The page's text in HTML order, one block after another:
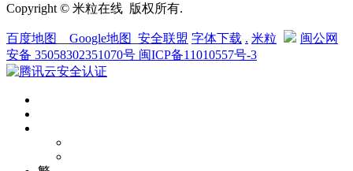
Copyright © 米粒在线 版权所有.
百度地图 Google地图 安全联盟 字体下载 . 米粒
闽公网
安备 35058302351070号 闽ICP备11010557号-3